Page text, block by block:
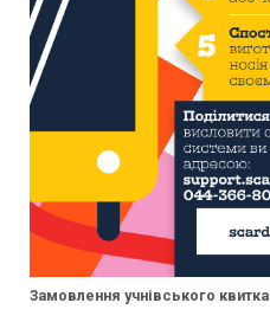
Замовлення учнівського квитка